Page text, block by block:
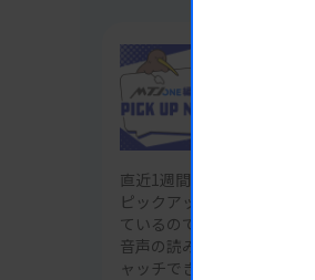
直近1週間の「MTJ ONE」
ピックアップ。それぞれの
ているので、通勤中や休憩
音声の読み上げ機能で、多
ャッチできます。